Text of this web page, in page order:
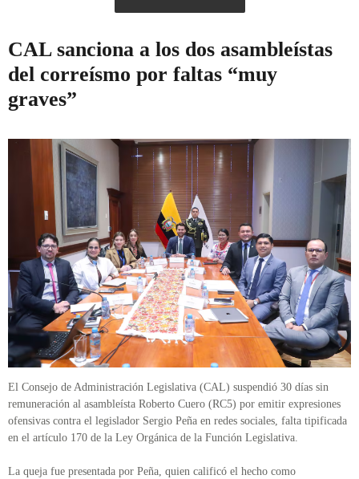
CAL sanciona a los dos asambleístas
del correísmo por faltas “muy
graves”
El Consejo de Administración Legislativa (CAL) suspendió 30 días sin
remuneración al asambleísta Roberto Cuero (RC5) por emitir expresiones
ofensivas contra el legislador Sergio Peña en redes sociales, falta tipificada
en el artículo 170 de la Ley Orgánica de la Función Legislativa.
La queja fue presentada por Peña, quien calificó el hecho como